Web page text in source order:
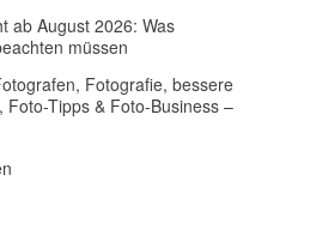
ab August 2026: Was
müssen
Fotografie, bessere
Foto-Tipps & Foto-Business –